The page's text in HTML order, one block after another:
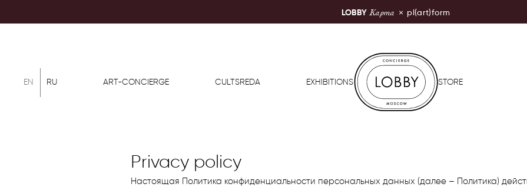
LOBBY Карта × pl(art)form
EN RU ART-CONCIERGE CULTSREDA EXHIBITIONS
LOBBY Moscow
STORE
Privacy policy
Настоящая Политика конфиденциальности персональных данных (далее – Политика)